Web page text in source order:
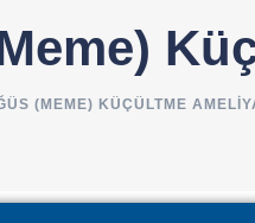
(MEME) KÜÇÜLTME